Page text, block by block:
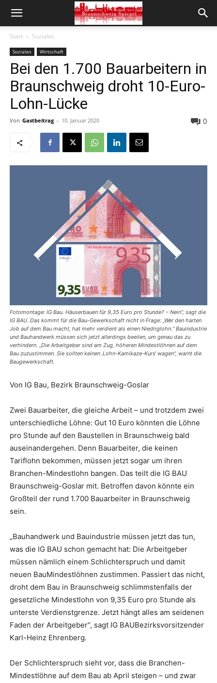
Start Soziales
Soziales Wirtschaft
Bei den 1.700 Bauarbeitern in
Braunschweig droht 10-Euro-
Lohn-Lücke
Von Gastbeitrag - 10. Januar 2020 0
Fotomontage: IG Bau. Häuserbauen für 9,35 Euro pro Stunde? – Nein“, sagt die
IG BAU. Das kommt für die Bau-Gewerkschaft nicht in Frage: „Wer den harten
Job auf dem Bau macht, hat mehr verdient als einen Niedriglohn.“ Bauindustrie
und Bauhandwerk müssen sich jetzt allerdings beeilen, um genau das zu
verhindern. „Die Arbeitgeber sind am Zug, höheren Mindestlöhnen auf dem
Bau zuzustimmen. Sie sollten keinen ‚Lohn-Kamikaze-Kurs‘ wagen“, warnt die
Baugewerkschaft.
Von IG Bau, Bezirk Braunschweig-Goslar
Zwei Bauarbeiter, die gleiche Arbeit – und trotzdem zwei
unterschiedliche Löhne: Gut 10 Euro könnten die Löhne
pro Stunde auf den Baustellen in Braunschweig bald
auseinandergehen. Denn Bauarbeiter, die keinen
Tariflohn bekommen, müssen jetzt sogar um ihren
Branchen-Mindestlohn bangen. Das teilt die IG BAU
Braunschweig-Goslar mit. Betroffen davon könnte ein
Großteil der rund 1.700 Bauarbeiter in Braunschweig
sein.
„Bauhandwerk und Bauindustrie müssen jetzt das tun,
was die IG BAU schon gemacht hat: Die Arbeitgeber
müssen nämlich einem Schlichterspruch und damit
neuen BauMindestlöhnen zustimmen. Passiert das nicht,
droht dem Bau in Braunschweig schlimmstenfalls der
gesetzliche Mindestlohn von 9,35 Euro pro Stunde als
unterste Verdienstgrenze. Jetzt hängt alles am seidenen
Faden der Arbeitgeber“, sagt IG BAUBezirksvorsitzender
Karl-Heinz Ehrenberg.
Der Schlichterspruch sieht vor, dass die Branchen-
Mindestlöhne auf dem Bau ab April steigen – und zwar